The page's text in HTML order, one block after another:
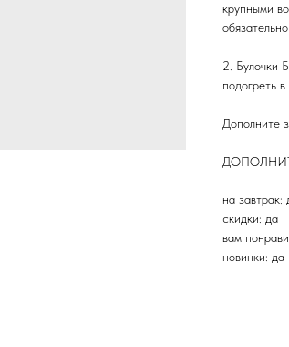
крупными
2. Булочки
подогреть
Дополните
на завтрак:
скидки: да
вам
новинки: да